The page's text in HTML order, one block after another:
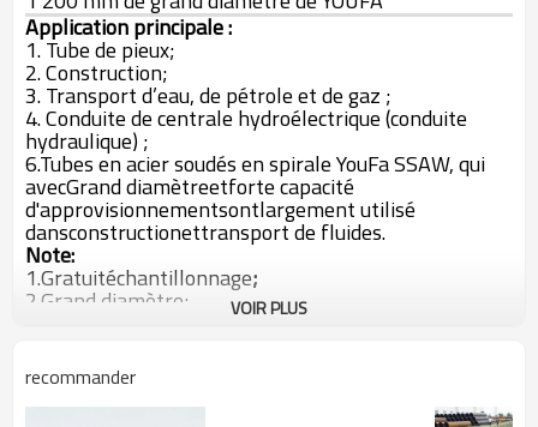
Application principale :
1. Tube de pieux;
2. Construction;
3. Transport d’eau, de pétrole et de gaz ;
4. Conduite de centrale hydroélectrique (conduite
hydraulique) ;
6.Tubes en acier soudés en spirale YouFa SSAW, qui
avecGrand diamètreetforte capacité
d'approvisionnementsontlargement utilisé
dansconstructionettransport de fluides.
Note:
1.Gratuitéchantillonnage;
2.Grand diamètre;
5.Toutes les autres spécifications
soudés en spirale SSAW
besoins (OEM et ODM) ! vous obtiendrez
VOIR PLUS
recommander